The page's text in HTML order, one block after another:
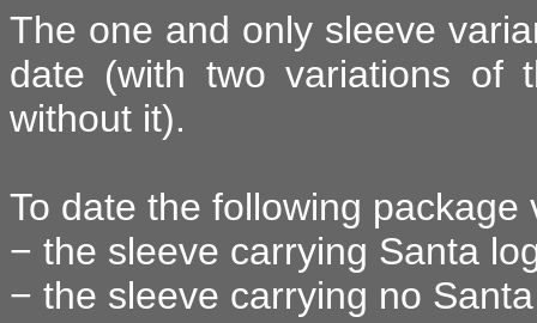
The one and only sleeve
date (with two variations of
without it).
To date the following
− the sleeve carrying Santa
− the sleeve carrying no